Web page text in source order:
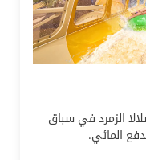
الزمرد في سباق
المائي.